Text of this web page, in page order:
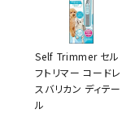
Self Trimmer セル
フトリマー コードレ
スバリカン ディテー
ル